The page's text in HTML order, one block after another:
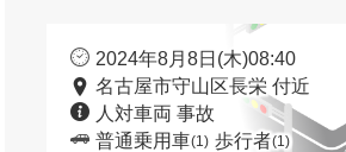
2024年8月8日(木)08:40
名古屋市守山区長栄 付近
人対車両 事故
普通乗用車(1) 歩行者(1)